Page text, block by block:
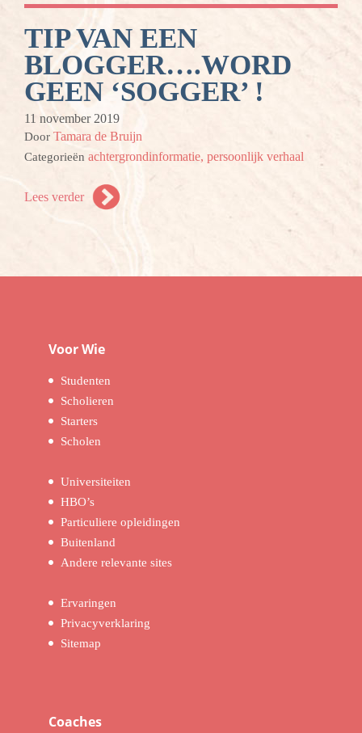
TIP VAN EEN
BLOGGER….WORD
GEEN ‘SOGGER’ !
11 november 2019
Door Tamara de Bruijn
Categorieën achtergrondinformatie, persoonlijk verhaal
Lees verder
Voor Wie
Studenten
Scholieren
Starters
Scholen
Universiteiten
HBO’s
Particuliere opleidingen
Buitenland
Andere relevante sites
Ervaringen
Privacyverklaring
Sitemap
Coaches